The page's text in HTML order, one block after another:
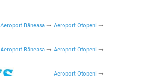
Aeroport Băneasa Aeroport Otopeni
Aeroport Băneasa Aeroport Otopeni
Aeroport Otopeni